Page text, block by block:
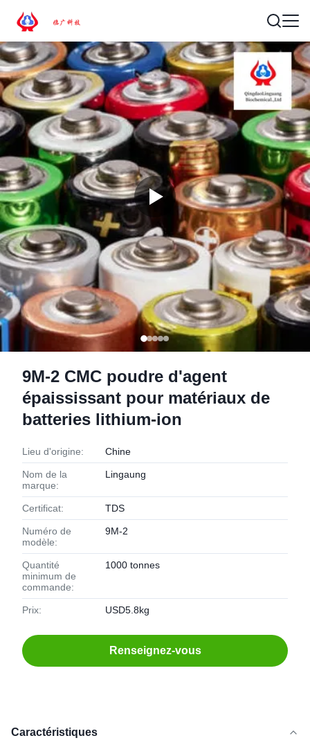
9M-2 CMC poudre d'agent
épaississant pour matériaux de
batteries lithium-ion
Lieu d'origine: Chine
Nom de la
marque:
Lingaung
Certificat: TDS
Numéro de
modèle:
9M-2
Quantité
minimum de
commande:
1000 tonnes
Prix: USD5.8kg
Renseignez-vous
Caractéristiques